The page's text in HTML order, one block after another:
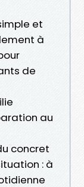
et
à
de
au
concret
: à